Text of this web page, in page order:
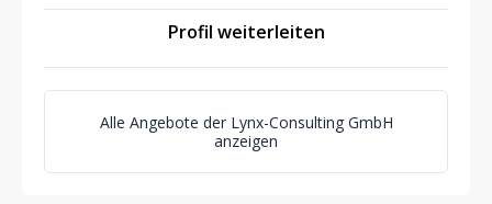
Profil weiterleiten
Alle Angebote der Lynx-Consulting GmbH
anzeigen